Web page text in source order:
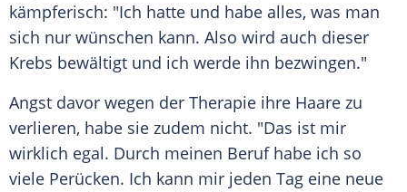
kämpferisch: "Ich hatte und habe alles, was man
sich nur wünschen kann. Also wird auch dieser
Krebs bewältigt und ich werde ihn bezwingen."
Angst davor wegen der Therapie ihre Haare zu
verlieren, habe sie zudem nicht. "Das ist mir
wirklich egal. Durch meinen Beruf habe ich so
viele Perücken. Ich kann mir jeden Tag eine neue